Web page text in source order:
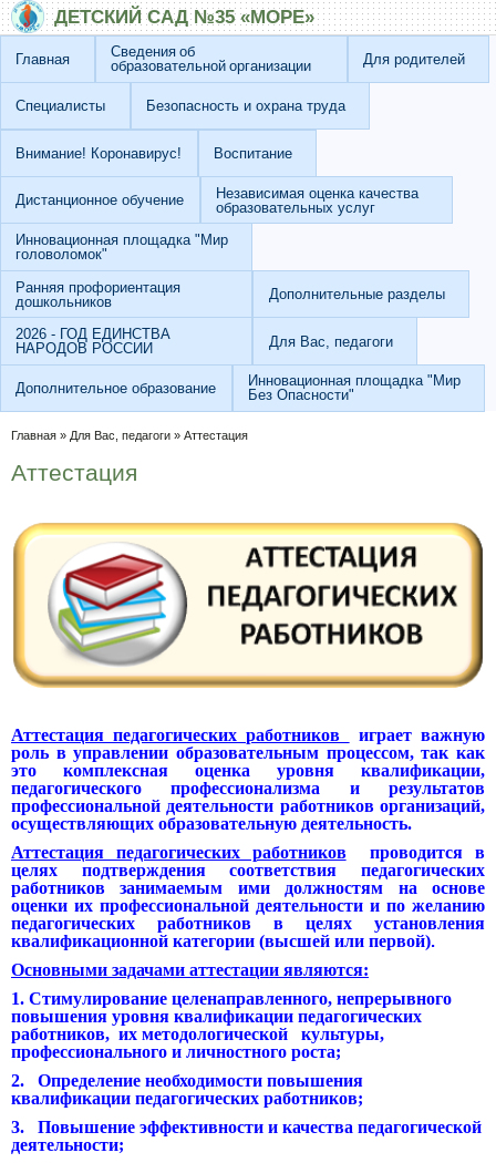
Перейти к основному содержанию
Skip to searchДЕТСКИЙ САД №35 «МОРЕ»
Главная
Сведения об
образовательной организации
Для родителей
Специалисты Безопасность и охрана труда
Внимание! Коронавирус! Воспитание
Дистанционное обучение
Независимая оценка качества
образовательных услуг
Инновационная площадка "Мир
головоломок"
Ранняя профориентация
дошкольников
Дополнительные разделы
2026 - ГОД ЕДИНСТВА
НАРОДОВ РОССИИ
Для Вас, педагоги
Дополнительное образование
Инновационная площадка "Мир
Без Опасности"
Вы здесь
Главная » Для Вас, педагоги » Аттестация
Аттестация
Аттестация педагогических работников
играет важную
роль в управлении образовательным процессом, так как
это комплексная оценка уровня квалификации,
педагогического профессионализма и результатов
профессиональной деятельности работников организаций,
осуществляющих образовательную деятельность.
Аттестация педагогических работниковпроводится в
целях подтверждения соответствия педагогических
работников занимаемым ими должностям на основе
оценки их профессиональной деятельности и по желанию
педагогических работников в целях установления
квалификационной категории (высшей или первой).
Основными задачами аттестации являются:
1. Стимулирование целенаправленного, непрерывного
повышения уровня квалификации педагогических
работников, их методологической культуры,
профессионального и личностного роста;
2. Определение необходимости повышения
квалификации педагогических работников;
3. Повышение эффективности и качества педагогической
деятельности;